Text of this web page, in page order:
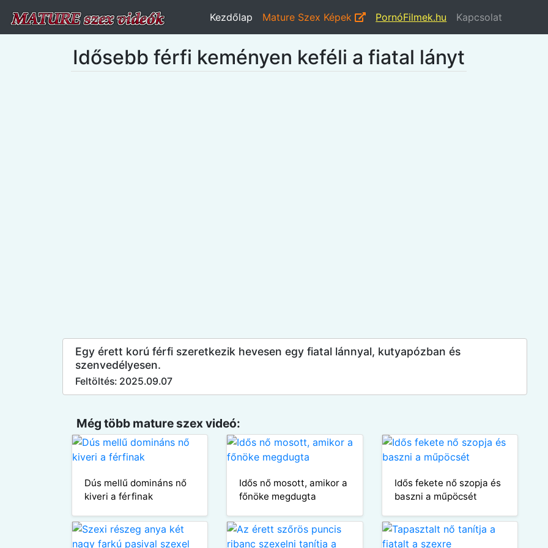
Kezdőlap Mature Szex Képek PornóFilmek.hu Kapcsolat
Idősebb férfi keményen keféli a fiatal lányt
Egy érett korú férfi szeretkezik hevesen egy fiatal lánnyal, kutyapózban és
szenvedélyesen.
Feltöltés: 2025.09.07
Még több mature szex videó:
Dús mellű domináns nő
kiveri a férfinak
Idős nő mosott, amikor a
főnöke megdugta
Idős fekete nő szopja és
baszni a műpöcsét